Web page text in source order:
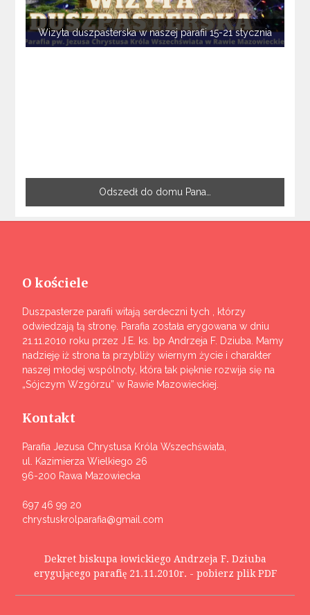
Wizyta duszpasterska w naszej parafii 15-21 stycznia
Odszedł do domu Pana…
O kościele
Duszpasterze parafii witają serdeczni tych , którzy
odwiedzają tą stronę. Parafia została erygowana w dniu
21.11.2010 roku przez J.E. ks. bp Andrzeja F. Dziuba. Mamy
nadzieję iż strona ta przybliży wiernym życie i charakter
naszej młodej wspólnoty, która tak pięknie rozwija się na
„Sójczym Wzgórzu” w Rawie Mazowieckiej.
Kontakt
Parafia Jezusa Chrystusa Króla Wszechświata,
ul. Kazimierza Wielkiego 26
96-200 Rawa Mazowiecka
697 46 99 20
chrystuskrolparafia@gmail.com
Dekret biskupa łowickiego Andrzeja F. Dziuba
erygującego parafię 21.11.2010r. - pobierz plik PDF